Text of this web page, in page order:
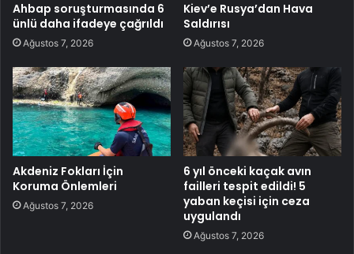
Ahbap soruşturmasında 6
ünlü daha ifadeye çağrıldı
Ağustos 7, 2026
Kiev’e Rusya’dan Hava
Saldırısı
Ağustos 7, 2026
Akdeniz Fokları İçin
Koruma Önlemleri
Ağustos 7, 2026
6 yıl önceki kaçak avın
failleri tespit edildi! 5
yaban keçisi için ceza
uygulandı
Ağustos 7, 2026